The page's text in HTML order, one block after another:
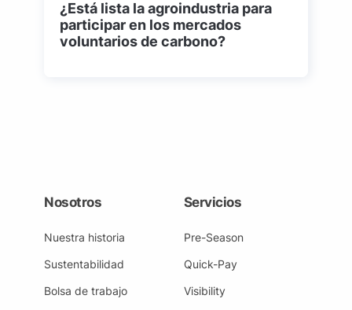
Cinco de Mayo (1)
Coronavirus (2) Cultivos (2)
¿Está lista la agroindustria para
participar en los mercados
voluntarios de carbono?
Nosotros
Nuestra historia
Sustentabilidad
Bolsa de trabajo
Servicios
Pre-Season
Quick-Pay
Visibility